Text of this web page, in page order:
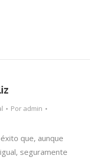
Por admin
que, aunque
seguramente